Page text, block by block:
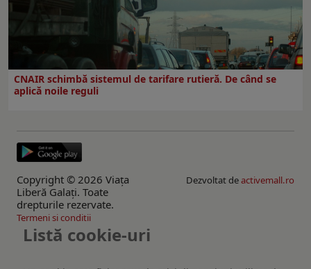
CNAIR schimbă sistemul de tarifare rutieră. De când se
aplică noile reguli
Copyright © 2026 Viaţa
Liberă Galaţi. Toate
drepturile rezervate.
Dezvoltat deactivemall.ro
Termeni si conditii
Listă cookie-uri